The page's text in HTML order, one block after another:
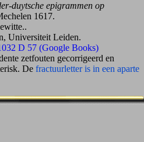
duytsche epigrammen op
1617.
Universiteit Leiden.
D 57 (Google Books)
zetfouten gecorrigeerd en
De fractuurletter is in een aparte